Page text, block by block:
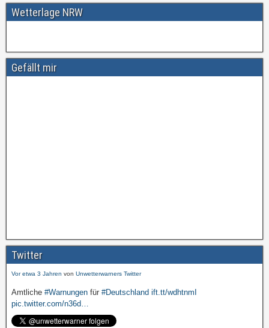
Wetterlage NRW
Gefällt mir
Twitter
Amtliche#Warnungenfür#Deutschland ift.tt/wdhtnmI
pic.twitter.com/cmFX…
pic.twitter.com/n36d…